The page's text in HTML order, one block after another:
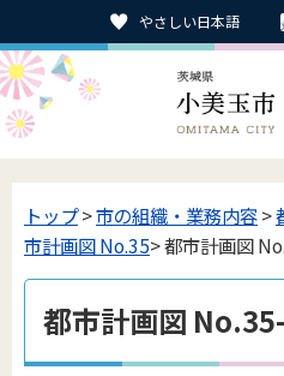
やさしい日本語
トップ>市の組織・業務内容>
市計画図 No.35> 都市計画図
都市計画図